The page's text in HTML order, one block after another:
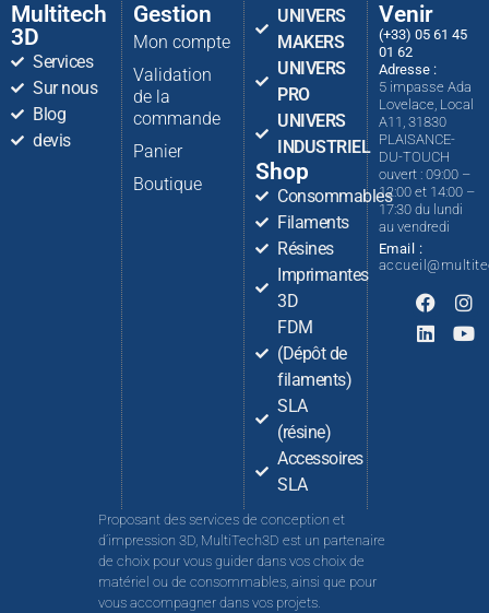
Multitech
3D
Services
Sur nous
Blog
devis
Gestion
Mon compte
Validation
de la
commande
Panier
Boutique
UNIVERS
MAKERS
UNIVERS
PRO
UNIVERS
INDUSTRIEL
Shop
Consommables
Filaments
Résines
Imprimantes
3D
FDM
(Dépôt de
filaments)
SLA
(résine)
Accessoires
SLA
Venir
(+33) 05 61 45
01 62
Adresse :
5 impasse Ada
Lovelace, Local
A11, 31830
PLAISANCE-
DU-TOUCH
ouvert : 09:00 –
12:00 et 14:00 –
17:30 du lundi
au vendredi
Email :
Proposant des services de conception et
d’impression 3D, MultiTech3D est un partenaire
de choix pour vous guider dans vos choix de
matériel ou de consommables, ainsi que pour
vous accompagner dans vos projets.